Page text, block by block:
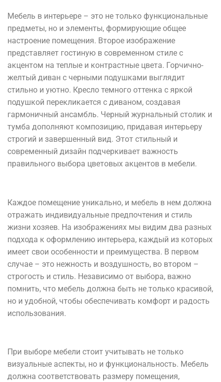
Мебель в интерьере – это не только функциональные
предметы, но и элементы, формирующие общее
настроение помещения. Второе изображение
представляет гостиную в современном стиле с
акцентом на теплые и контрастные цвета. Горчично-
желтый диван с черными подушками выглядит
стильно и уютно. Кресло темного оттенка с яркой
подушкой перекликается с диваном, создавая
гармоничный ансамбль. Черный журнальный столик и
тумба дополняют композицию, придавая интерьеру
строгий и завершенный вид. Этот стильный и
современный дизайн подчеркивает важность
правильного выбора цветовых акцентов в мебели.
Каждое помещение уникально, и мебель в нем должна
отражать индивидуальные предпочтения и стиль
жизни хозяев. На изображениях мы видим два разных
подхода к оформлению интерьера, каждый из которых
имеет свои особенности и преимущества. В первом
случае – это нежность и воздушность, во втором –
строгость и стиль. Независимо от выбора, важно
помнить, что мебель должна быть не только красивой,
но и удобной, чтобы обеспечивать комфорт и радость
использования.
При выборе мебели стоит учитывать не только
визуальные аспекты, но и функциональность. Мебель
должна соответствовать размеру помещения,